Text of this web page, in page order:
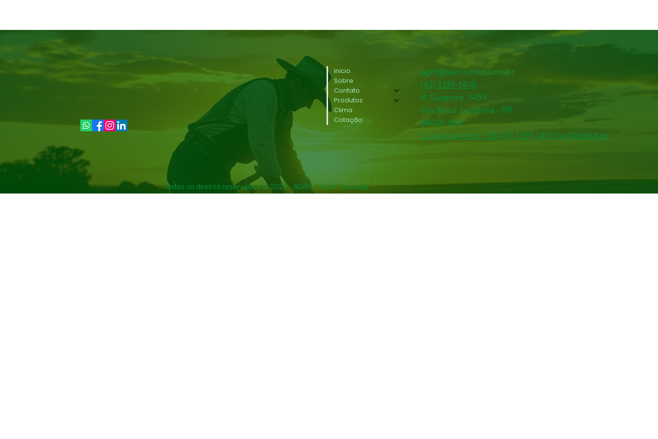
Inicio
Sobre
Contato
Produtos
Clima
Cotação
agril@sercomtel.com.br
(43) 3339-1400
R. Guaporé, 1459
Vila Nova, Londrina - PR,
86025-000
Conversar com +55 (43) 3339-1400 no WhatsApp
Todos os direiros reservados © 2025 - AGRIL - By N Tecnogia